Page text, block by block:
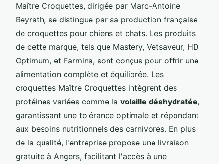
Maître Croquettes, dirigée par Marc-Antoine
Beyrath, se distingue par sa production française
de croquettes pour chiens et chats. Les produits
de cette marque, tels que Mastery, Vetsaveur, HD
Optimum, et Farmina, sont conçus pour offrir une
alimentation complète et équilibrée. Les
croquettes Maître Croquettes intègrent des
protéines variées comme la volaille déshydratée,
garantissant une tolérance optimale et répondant
aux besoins nutritionnels des carnivores. En plus
de la qualité, l'entreprise propose une livraison
gratuite à Angers, facilitant l'accès à une